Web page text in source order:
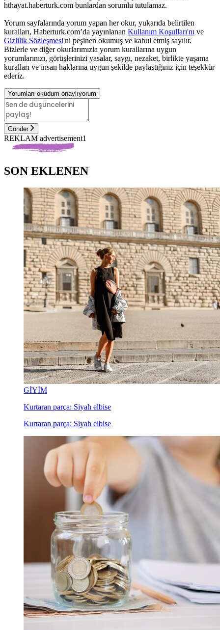
hthayat.haberturk.com bunlardan sorumlu tutulamaz.
Yorum sayfalarında yorum yapan her okur, yukarıda belirtilen
kuralları, Haberturk.com’da yayınlanan Kullanım Koşulları'nı ve
Gizlilik Sözleşmesi'ni peşinen okumuş ve kabul etmiş sayılır.
Bizlerle ve diğer okurlarımızla yorum kurallarına uygun
yorumlarınızı, görüşlerinizi yasalar, saygı, nezaket, birlikte yaşama
kuralları ve insan haklarına uygun şekilde paylaştığınız için teşekkür
ederiz.
Yorumları okudum onaylıyorum
Gönder
REKLAM advertisement1
SON EKLENEN
GİYİM
Kurtaran parça: Siyah elbise
Kurtaran parça: Siyah elbise